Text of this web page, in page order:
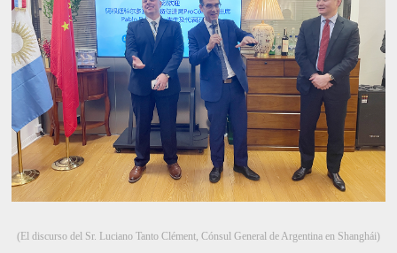
(El discurso del Sr. Luciano Tanto Clément, Cónsul General de Argentina en Shanghái)